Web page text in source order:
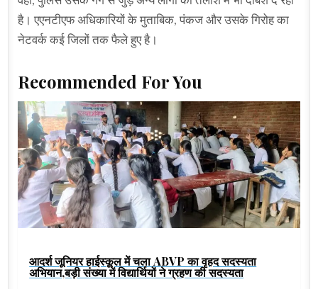
है। एएनटीएफ अधिकारियों के मुताबिक, पंकज और उसके गिरोह का
नेटवर्क कई जिलों तक फैले हुए है।
Recommended For You
आदर्श जूनियर हाईस्कूल में चला ABVP का वृहद सदस्यता
अभियान,बड़ी संख्या में विद्यार्थियों ने ग्रहण की सदस्यता